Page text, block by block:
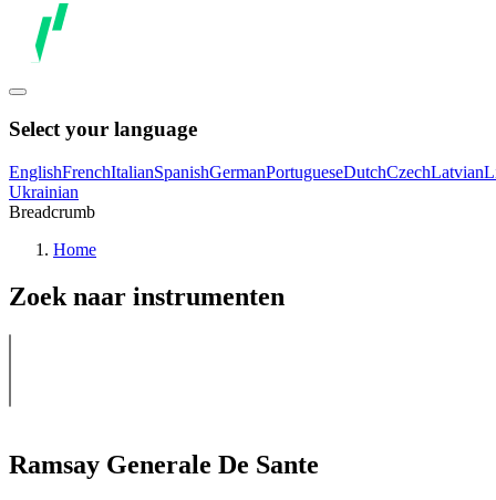
Select your language
EnglishFrenchItalianSpanishGermanPortugueseDutchCzechLatvian
Ukrainian
Breadcrumb
Home
Zoek naar instrumenten
Ramsay Generale De Sante